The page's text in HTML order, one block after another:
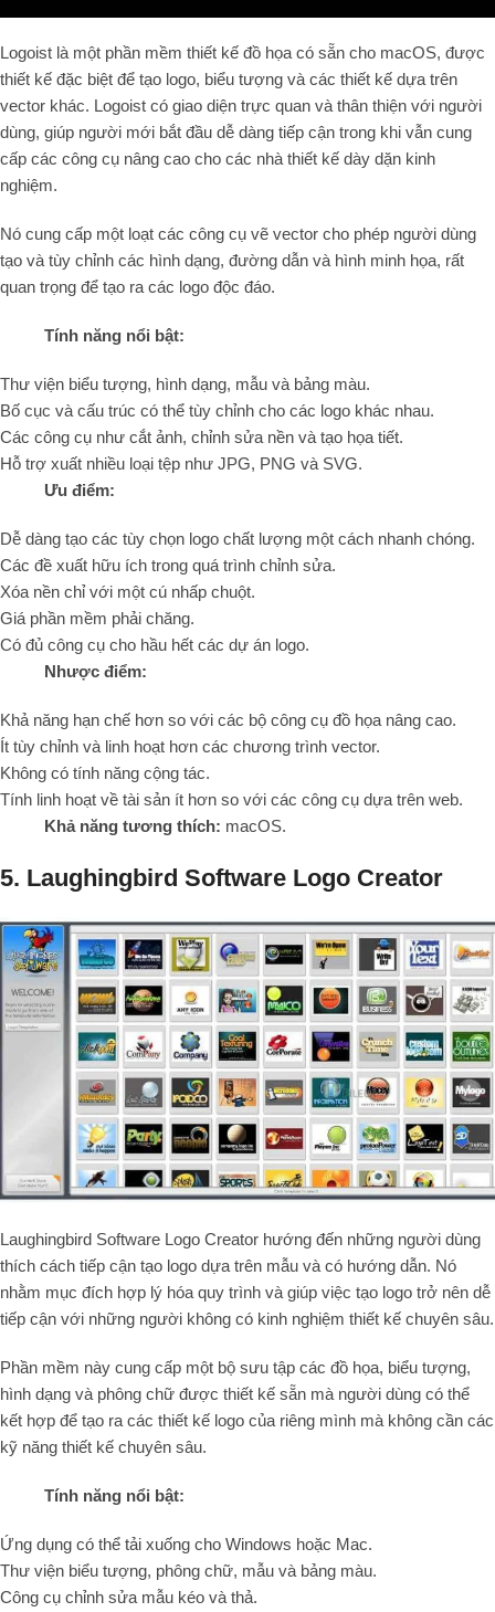
Logoist là một phần mềm thiết kế đồ họa có sẵn cho macOS, được
thiết kế đặc biệt để tạo logo, biểu tượng và các thiết kế dựa trên
vector khác. Logoist có giao diện trực quan và thân thiện với người
dùng, giúp người mới bắt đầu dễ dàng tiếp cận trong khi vẫn cung
cấp các công cụ nâng cao cho các nhà thiết kế dày dặn kinh
nghiệm.
Nó cung cấp một loạt các công cụ vẽ vector cho phép người dùng
tạo và tùy chỉnh các hình dạng, đường dẫn và hình minh họa, rất
quan trọng để tạo ra các logo độc đáo.
Tính năng nổi bật:
Thư viện biểu tượng, hình dạng, mẫu và bảng màu.
Bố cục và cấu trúc có thể tùy chỉnh cho các logo khác nhau.
Các công cụ như cắt ảnh, chỉnh sửa nền và tạo họa tiết.
Hỗ trợ xuất nhiều loại tệp như JPG, PNG và SVG.
Ưu điểm:
Dễ dàng tạo các tùy chọn logo chất lượng một cách nhanh chóng.
Các đề xuất hữu ích trong quá trình chỉnh sửa.
Xóa nền chỉ với một cú nhấp chuột.
Giá phần mềm phải chăng.
Có đủ công cụ cho hầu hết các dự án logo.
Nhược điểm:
Khả năng hạn chế hơn so với các bộ công cụ đồ họa nâng cao.
Ít tùy chỉnh và linh hoạt hơn các chương trình vector.
Không có tính năng cộng tác.
Tính linh hoạt về tài sản ít hơn so với các công cụ dựa trên web.
Khả năng tương thích: macOS.
5. Laughingbird Software Logo Creator
Laughingbird Software Logo Creator hướng đến những người dùng
thích cách tiếp cận tạo logo dựa trên mẫu và có hướng dẫn. Nó
nhằm mục đích hợp lý hóa quy trình và giúp việc tạo logo trở nên dễ
tiếp cận với những người không có kinh nghiệm thiết kế chuyên sâu.
Phần mềm này cung cấp một bộ sưu tập các đồ họa, biểu tượng,
hình dạng và phông chữ được thiết kế sẵn mà người dùng có thể
kết hợp để tạo ra các thiết kế logo của riêng mình mà không cần các
kỹ năng thiết kế chuyên sâu.
Tính năng nổi bật:
Ứng dụng có thể tải xuống cho Windows hoặc Mac.
Thư viện biểu tượng, phông chữ, mẫu và bảng màu.
Công cụ chỉnh sửa mẫu kéo và thả.